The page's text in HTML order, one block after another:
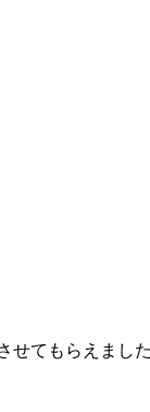
せてもらえました